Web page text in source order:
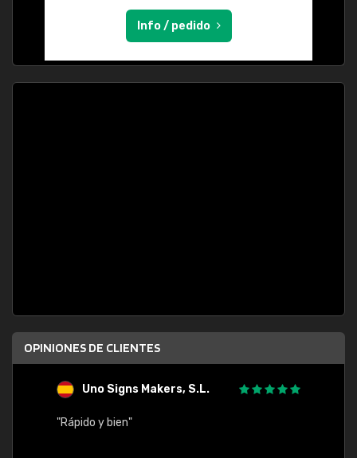
Info / pedido
OPINIONES DE CLIENTES
Uno Signs Makers, S.L.
"Rápido y bien"